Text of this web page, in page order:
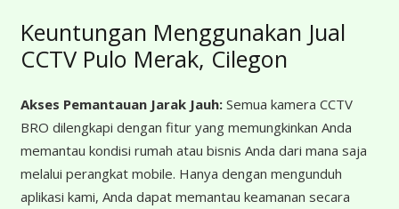
Keuntungan Menggunakan Jual
CCTV Pulo Merak, Cilegon
Akses Pemantauan Jarak Jauh:Semua kamera CCTV
BRO dilengkapi dengan fitur yang memungkinkan Anda
memantau kondisi rumah atau bisnis Anda dari mana saja
melalui perangkat mobile. Hanya dengan mengunduh
aplikasi kami, Anda dapat memantau keamanan secara